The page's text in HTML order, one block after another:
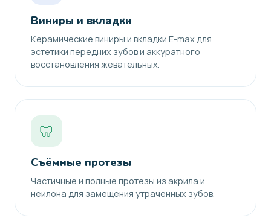
Виниры и вкладки
Керамические виниры и вкладки E-max для
эстетики передних зубов и аккуратного
восстановления жевательных.
🦷
Съёмные протезы
Частичные и полные протезы из акрила и
нейлона для замещения утраченных зубов.